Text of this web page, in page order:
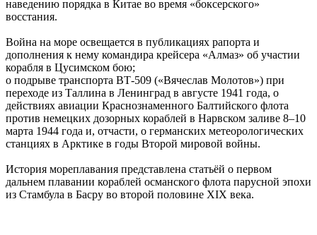
наведению порядка в Китае во время «боксерского»
восстания.
Война на море освещается в публикациях рапорта и
дополнения к нему командира крейсера «Алмаз» об участии
корабля в Цусимском бою;
о подрыве транспорта ВТ-509 («Вячеслав Молотов») при
переходе из Таллина в Ленинград в августе 1941 года, о
действиях авиации Краснознаменного Балтийского флота
против немецких дозорных кораблей в Нарвском заливе 8–10
марта 1944 года и, отчасти, о германских метеорологических
станциях в Арктике в годы Второй мировой войны.
История мореплавания представлена статьёй о первом
дальнем плавании кораблей османского флота парусной эпохи
из Стамбула в Басру во второй половине XIX века.